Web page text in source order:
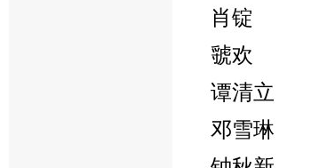
肖锭
虢欢
谭清立
邓雪琳